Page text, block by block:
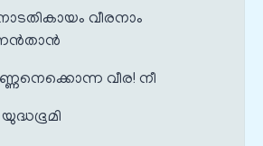
വീരനാം
വീര! നീ
യുദ്ധഭൂമി